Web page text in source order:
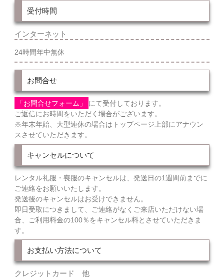
受付時間
インターネット
24時間年中無休
お問合せ
「お問合せフォーム」
にて受付しております。
ご返信にお時間をいただく場合がございます。
※年末年始、大型連休の場合はトップページ上部にアナウン
スさせていただきます。
キャンセルについて
レンタル礼服・喪服のキャンセルは、発送日の1週間前までに
ご連絡をお願いいたします。
発送後のキャンセルはお受けできません。
即日受取につきまして、ご連絡がなくご来店いただけない場
合、ご利用料金の100％をキャンセル料とさせていただきま
す。
お支払い方法について
クレジットカード 他